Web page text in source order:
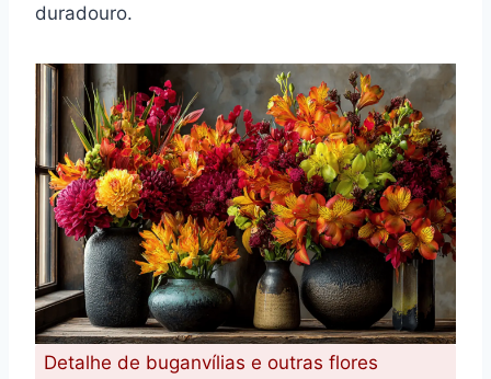
duradouro.
Detalhe de buganvílias e outras flores